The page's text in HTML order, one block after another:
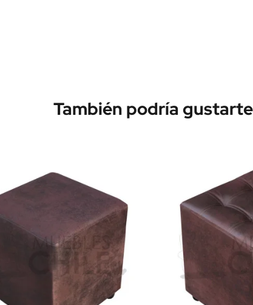
También podría gustarte